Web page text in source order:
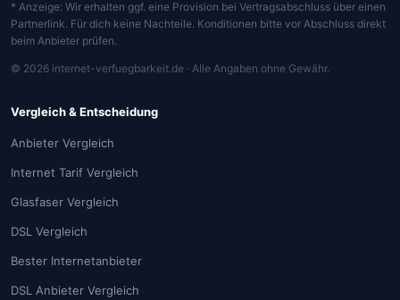
* Anzeige: Wir erhalten ggf. eine Provision bei Vertragsabschluss über einen
Partnerlink. Für dich keine Nachteile. Konditionen bitte vor Abschluss direkt
beim Anbieter prüfen.
© 2026 internet-verfuegbarkeit.de · Alle Angaben ohne Gewähr.
Vergleich & Entscheidung
Anbieter Vergleich
Internet Tarif Vergleich
Glasfaser Vergleich
DSL Vergleich
Bester Internetanbieter
DSL Anbieter Vergleich